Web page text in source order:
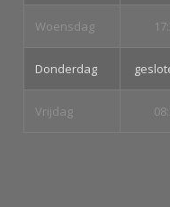
Woensdag
Donderdag
Vrijdag